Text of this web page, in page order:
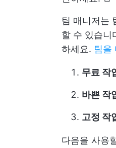
팀 매니저는
할 수 있습니
하세요. 팀을
무료 작
바쁜 작
고정 작
다음을 사용